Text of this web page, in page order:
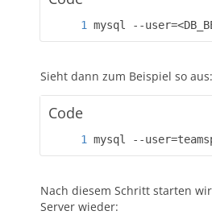
mysql --
Sieht dann zum Beispiel so aus:
Code
mysql --
Nach diesem Schritt starten
Server wieder: